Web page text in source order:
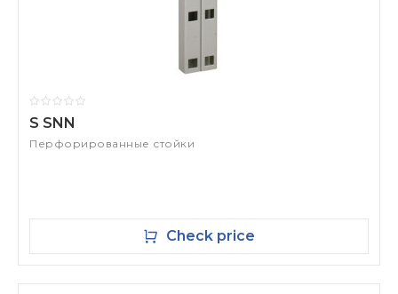
S SNN
Перфорированные стойки
Check price